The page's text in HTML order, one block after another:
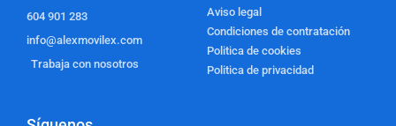
604 901 283
info@alexmovilex.com
Trabaja con nosotros
Aviso legal
Condiciones de contratación
Politica de cookies
Politica de privacidad